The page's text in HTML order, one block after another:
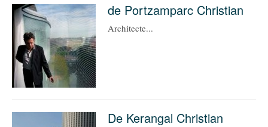
Institutions
Services urbains
Emploi
Attractivité
Innovation
Transport
77
78
91
Carnet
Nominations
Portraits
Agenda
Les Assises du Grand Paris
Éditions précédentes
Le podcast
Ecouter les épisodes
de Portzamparc Christian
Architecte...
De Kerangal Christian